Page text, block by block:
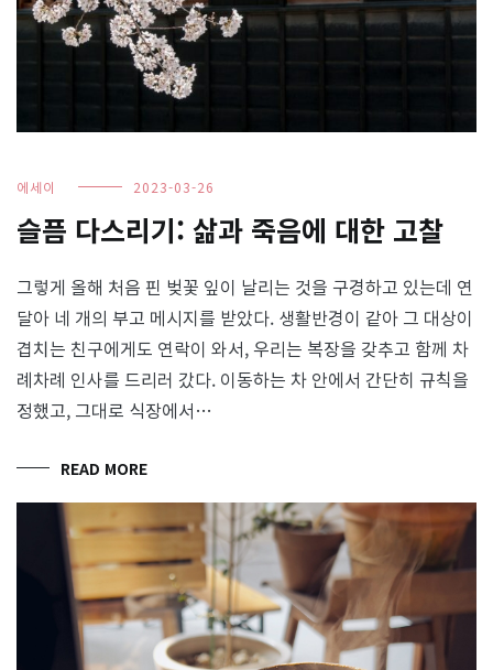
에세이 2023-03-26
슬픔 다스리기: 삶과 죽음에 대한 고찰
그렇게 올해 처음 핀 벚꽃 잎이 날리는 것을 구경하고 있는데 연
달아 네 개의 부고 메시지를 받았다. 생활반경이 같아 그 대상이
겹치는 친구에게도 연락이 와서, 우리는 복장을 갖추고 함께 차
례차례 인사를 드리러 갔다. 이동하는 차 안에서 간단히 규칙을
정했고, 그대로 식장에서…
READ MORE